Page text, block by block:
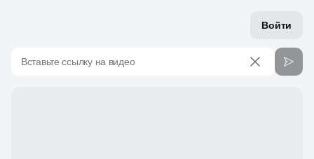
Войти
Вставьте ссылку на видео